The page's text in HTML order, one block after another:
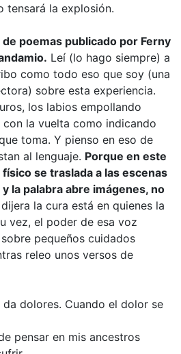
tensará la explosión.
poemas publicado por Ferny
Leí (lo hago siempre) a
como todo eso que soy (una
sobre esta experiencia.
los labios empollando
la vuelta como indicando
toma. Y pienso en eso de
al lenguaje. Porque en este
se traslada a las escenas
la palabra abre imágenes, no
la cura está en quienes la
vez, el poder de esa voz
pequeños cuidados
releo unos versos de
dolores. Cuando el dolor se
pensar en mis ancestros